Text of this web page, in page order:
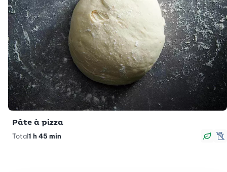
Pâte à pizza
Total1 h 45 min